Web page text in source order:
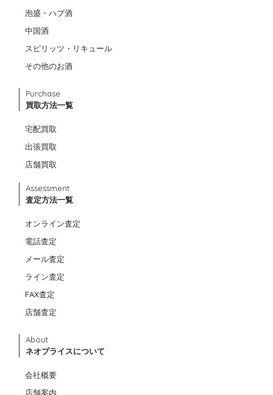
泡盛・ハブ酒
中国酒
スピリッツ・リキュール
その他のお酒
Purchase
買取方法一覧
宅配買取
出張買取
店舗買取
Assessment
査定方法一覧
オンライン査定
電話査定
メール査定
ライン査定
FAX査定
店舗査定
About
ネオプライスについて
会社概要
店舗案内